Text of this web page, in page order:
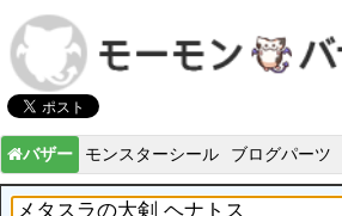
バザー モンスターシール ブログパーツ